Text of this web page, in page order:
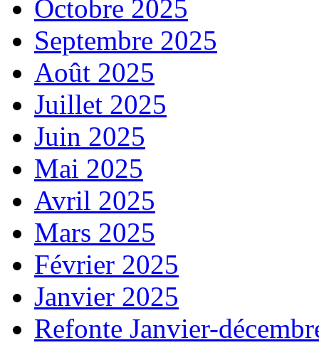
Octobre 2025
Septembre 2025
Août 2025
Juillet 2025
Juin 2025
Mai 2025
Avril 2025
Mars 2025
Février 2025
Janvier 2025
Refonte Janvier-